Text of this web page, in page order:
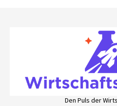
Den Puls der